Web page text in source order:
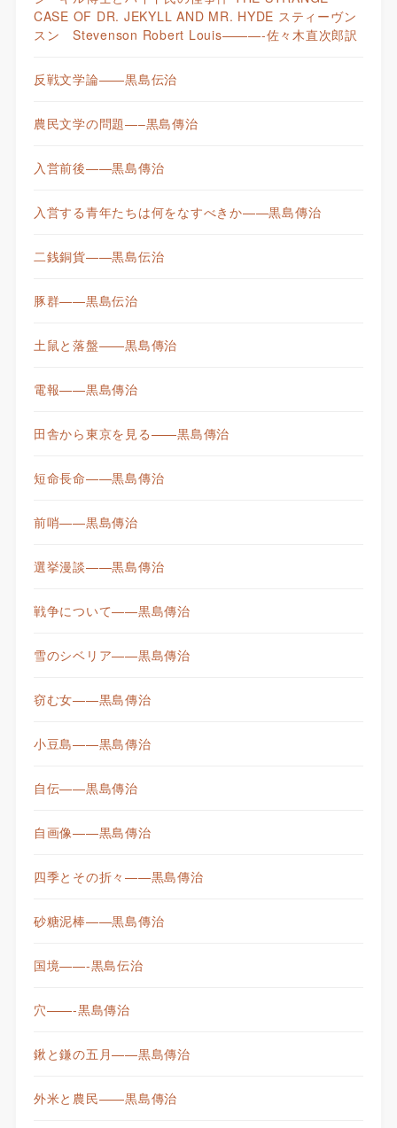
CASE OF DR. JEKYLL AND MR. HYDE スティーヴン
スン Stevenson Robert Louis———-佐々木直次郎訳
反戦文学論——黒島伝治
農民文学の問題—–黒島傳治
入営前後——黒島傳治
入営する青年たちは何をなすべきか——黒島傳治
二銭銅貨——黒島伝治
豚群——黒島伝治
土鼠と落盤——黒島傳治
電報——黒島傳治
田舎から東京を見る——黒島傳治
短命長命——黒島傳治
前哨——黒島傳治
選挙漫談——黒島傳治
戦争について——黒島傳治
雪のシベリア——黒島傳治
窃む女——黒島傳治
小豆島——黒島傳治
自伝——黒島傳治
自画像——黒島傳治
四季とその折々——黒島傳治
砂糖泥棒——黒島傳治
国境——-黒島伝治
穴——-黒島傳治
鍬と鎌の五月——黒島傳治
外米と農民——黒島傳治